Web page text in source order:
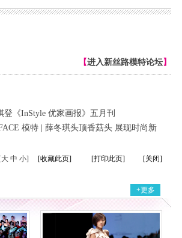
【进入新丝路模特论坛】
登《InStyle 优家画报》五月刊
模特 | 薛冬琪头顶香菇头 展现时尚新
[大 中 小] [收藏此页] [打印此页] [关闭]
+更多